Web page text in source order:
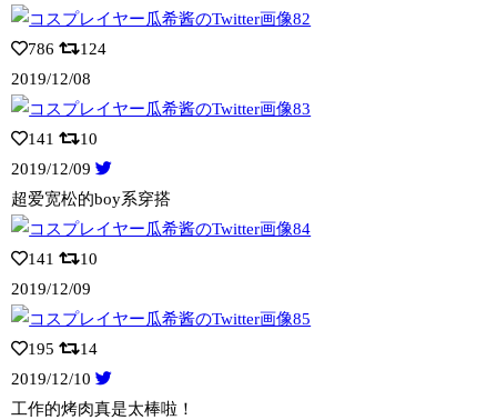
786
124
2019/12/08
141
10
2019/12/09
超爱宽松的boy系穿搭
141
10
2019/12/09
195
14
2019/12/10
工作的烤肉真是太棒啦！